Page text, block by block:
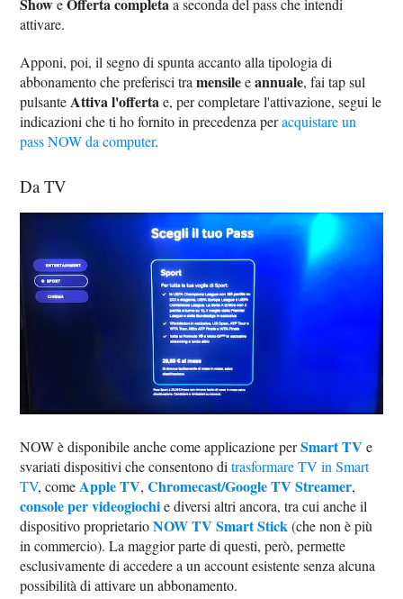
attivare.
Apponi, poi, il segno di spunta accanto alla tipologia di
abbonamento che preferisci tramensileeannuale, fai tap sul
pulsante Attiva l'offerta e, per completare l'attivazione, segui le
indicazioni che ti ho fornito in precedenza peracquistare un
pass NOW da computer.
Da TV
NOW è disponibile anche come applicazione perSmart TVe
svariati dispositivi che consentono ditrasformare TV in Smart
TV, comeApple TV,Chromecast/Google TV Streamer,
console per videogiochie diversi altri ancora, tra cui anche il
dispositivo proprietarioNOW TV Smart Stick(che non è più
in commercio). La maggior parte di questi, però, permette
esclusivamente di accedere a un account esistente senza alcuna
possibilità di attivare un abbonamento.